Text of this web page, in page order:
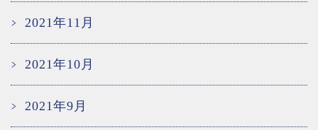
2021年11月
2021年10月
2021年9月